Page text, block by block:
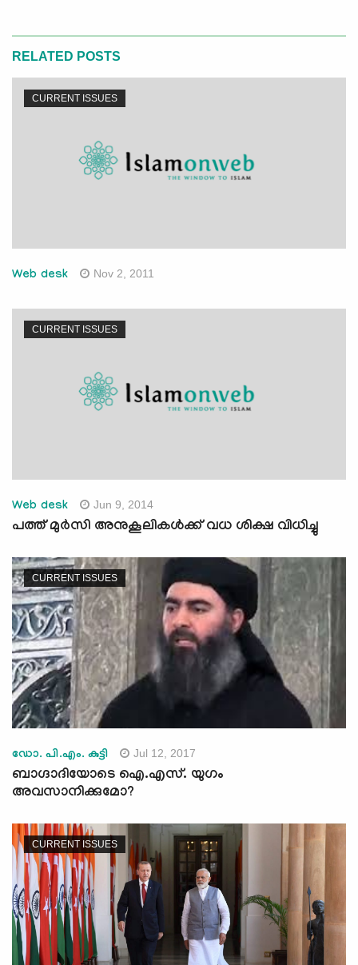
RELATED POSTS
CURRENT ISSUES
Web desk Nov 2, 2011
CURRENT ISSUES
Web desk Jun 9, 2014
പത്ത് മുര്‍സി അനുകൂലികള്‍ക്ക് വധ ശിക്ഷ വിധിച്ചു
CURRENT ISSUES
ഡോ. പി.എം. കുട്ടി Jul 12, 2017
ബാഗ്ദാദിയോടെ ഐ.എസ്. യുഗം
അവസാനിക്കുമോ?
CURRENT ISSUES